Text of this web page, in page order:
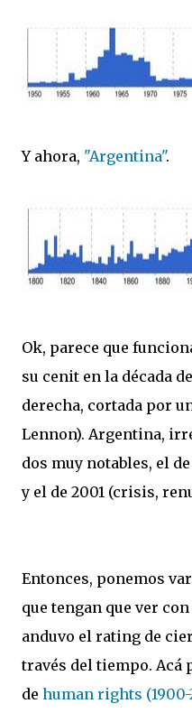
Y ahora, "Argentina".
Ok, parece que
su cenit en la década
derecha, cortada por
Lennon). Argentina,
dos muy notables, el
y el de 2001 (crisis,
Entonces, ponemos
que tengan que ver
anduvo el rating de
través del tiempo. Acá
de human rights